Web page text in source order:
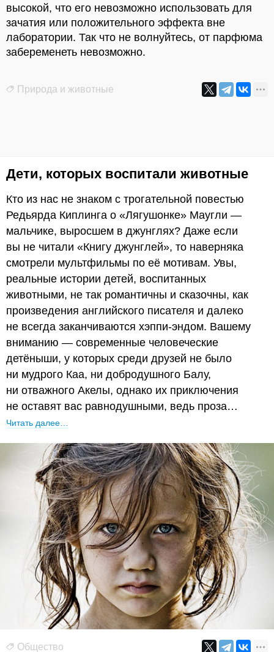
высокой, что его невозможно использовать для
зачатия или положительного эффекта вне
лаборатории. Так что не волнуйтесь, от парфюма
забеременеть невозможно.
Природа и животные
Дети, которых воспитали животные
Кто из нас не знаком с трогательной повестью
Редьярда Киплинга о «Лягушонке» Маугли —
мальчике, выросшем в джунглях? Даже если
вы не читали «Книгу джунглей», то наверняка
смотрели мультфильмы по её мотивам. Увы,
реальные истории детей, воспитанных
животными, не так романтичны и сказочны, как
произведения английского писателя и далеко
не всегда заканчиваются хэппи-эндом. Вашему
вниманию — современные человеческие
детёныши, у которых среди друзей не было
ни мудрого Каа, ни добродушного Балу,
ни отважного Акелы, однако их приключения
не оставят вас равнодушными, ведь проза…
Читать далее…
Общество